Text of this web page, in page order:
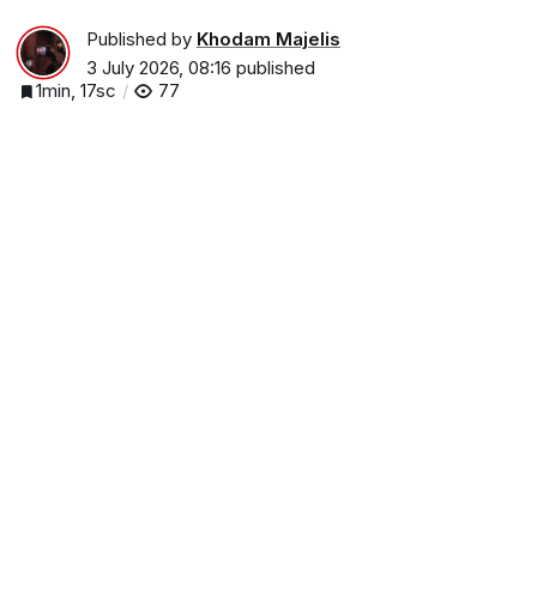
Published by Khodam Majelis
3 July 2026, 08:16 published
1min, 17sc
77